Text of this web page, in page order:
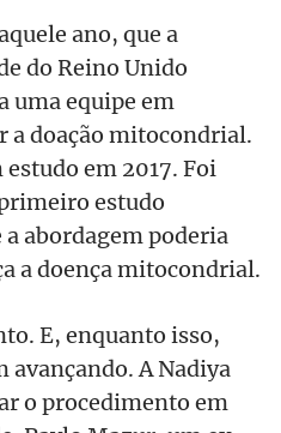
ano, que a
do Reino Unido
uma equipe em
a doação mitocondrial.
em 2017. Foi
estudo
abordagem poderia
a doença mitocondrial.
E, enquanto isso,
avançando. A Nadiya
o procedimento em